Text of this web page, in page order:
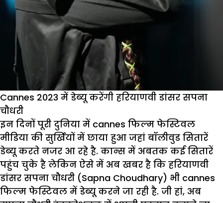
Cannes 2023 में डेब्यू करेंगी हरियाणवी डांसर सपना
चौधरी
इन दिनों पूरी दुनिया में cannes फिल्म फेस्टिवल
मीडिया की सुर्खियों में छाया हुआ जहां बॉलीवुड सितारें
डेब्यू करते नजर आ रहे है. कान्स में अबतक कई सितारें
पहुंच चुके है लेकिन ऐसे में अब खबर है कि हरियाणवी
डांसर सपना चौधरी (Sapna Choudhary) भी cannes
फिल्म फेस्टिवल में डेब्यू करने जा रही है. जी हां, अब